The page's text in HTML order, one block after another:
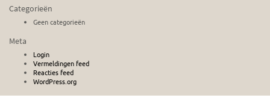
Categorieën
Geen categorieën
Meta
Login
Vermeldingen feed
Reacties feed
WordPress.org